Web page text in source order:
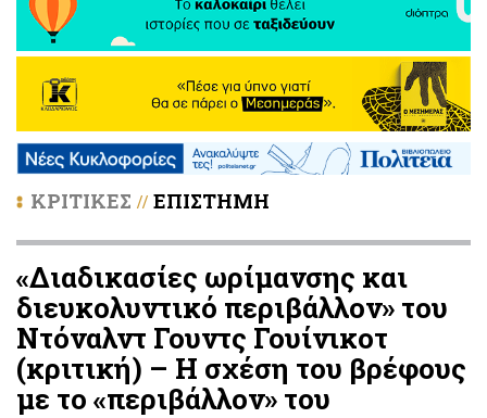
ΚΡΙΤΙΚΕΣ // ΕΠΙΣΤΗΜΗ
«Διαδικασίες ωρίμανσης και
διευκολυντικό περιβάλλον» του
Ντόναλντ Γουντς Γουίνικοτ
(κριτική) – H σχέση του βρέφους
με το «περιβάλλον» του